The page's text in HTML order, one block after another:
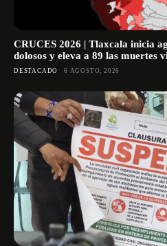
CRUCES 2026 | Tlaxcala inicia
dolosos y eleva a 89 las muertes
DESTACADO 6 AGOSTO, 2026